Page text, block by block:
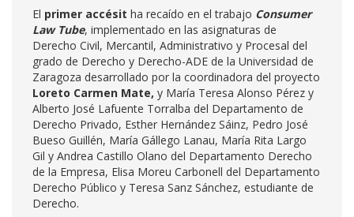
El primer accésit ha recaído en el trabajo Consumer
Law Tube, implementado en las asignaturas de
Derecho Civil, Mercantil, Administrativo y Procesal del
grado de Derecho y Derecho-ADE de la Universidad de
Zaragoza desarrollado por la coordinadora del proyecto
Loreto Carmen Mate, y María Teresa Alonso Pérez y
Alberto José Lafuente Torralba del Departamento de
Derecho Privado, Esther Hernández Sáinz, Pedro José
Bueso Guillén, María Gállego Lanau, María Rita Largo
Gil y Andrea Castillo Olano del Departamento Derecho
de la Empresa, Elisa Moreu Carbonell del Departamento
Derecho Público y Teresa Sanz Sánchez, estudiante de
Derecho.